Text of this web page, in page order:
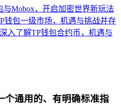
与Mobox，开启加密世界新玩法
钱包一级市场，机遇与挑战并存
入了解TP钱包合约币，机遇与
个通用的、有明确标准指